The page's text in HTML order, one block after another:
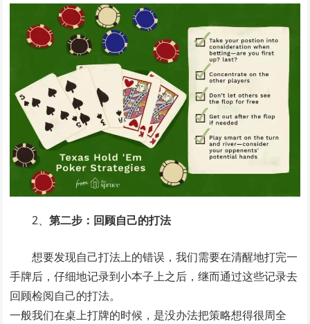
2、第二步：回顾自己的打法
想要发现自己打法上的错误，我们需要在清醒地打完一
手牌后，仔细地记录到小本子上之后，继而通过这些记录去
回顾检阅自己的打法。
一般我们在桌上打牌的时候，是没办法把策略想得很周全